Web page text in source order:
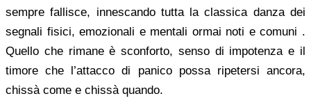
sempre fallisce, innescando tutta la classica danza dei
segnali fisici, emozionali e mentali ormai noti e comuni .
Quello che rimane è sconforto, senso di impotenza e il
timore che l’attacco di panico possa ripetersi ancora,
chissà come e chissà quando.